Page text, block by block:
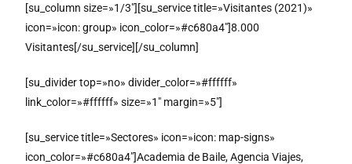
[su_column size=»1/3″][su_service title=»Visitantes (2021)»
icon=»icon: group» icon_color=»#c680a4″]8.000
Visitantes[/su_service][/su_column]
[su_divider top=»no» divider_color=»#ffffff»
link_color=»#ffffff» size=»1″ margin=»5″]
[su_service title=»Sectores» icon=»icon: map-signs»
icon_color=»#c680a4″]Academia de Baile, Agencia Viajes,